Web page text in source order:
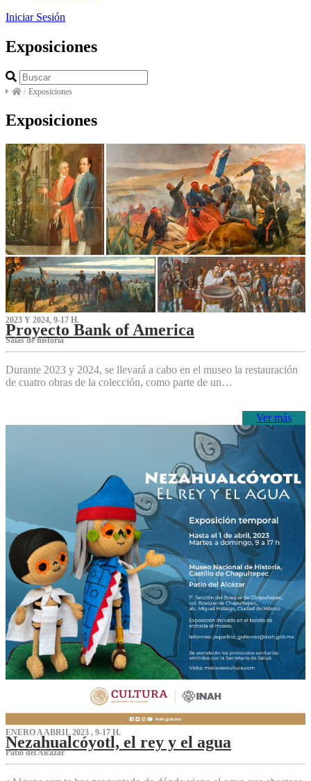
Iniciar Sesión
Exposiciones
/ Exposiciones
Exposiciones
2023 Y 2024, 9-17 H.
Proyecto Bank of America
S‌alas de historia
Durante 2023 y 2024, se llevará a cabo en el museo la restauración
de cuatro obras de la colección, como parte de un…
Ver más
ENERO A ABRIL 2023 , 9-17 H.
Nezahualcóyotl, el rey y el agua
Patio del Alcázar